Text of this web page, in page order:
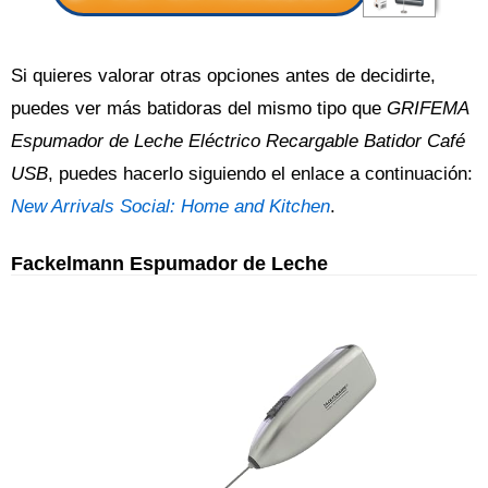
Si quieres valorar otras opciones antes de decidirte,
puedes ver más batidoras del mismo tipo que GRIFEMA
Espumador de Leche Eléctrico Recargable Batidor Café
USB, puedes hacerlo siguiendo el enlace a continuación:
New Arrivals Social: Home and Kitchen.
Fackelmann Espumador de Leche